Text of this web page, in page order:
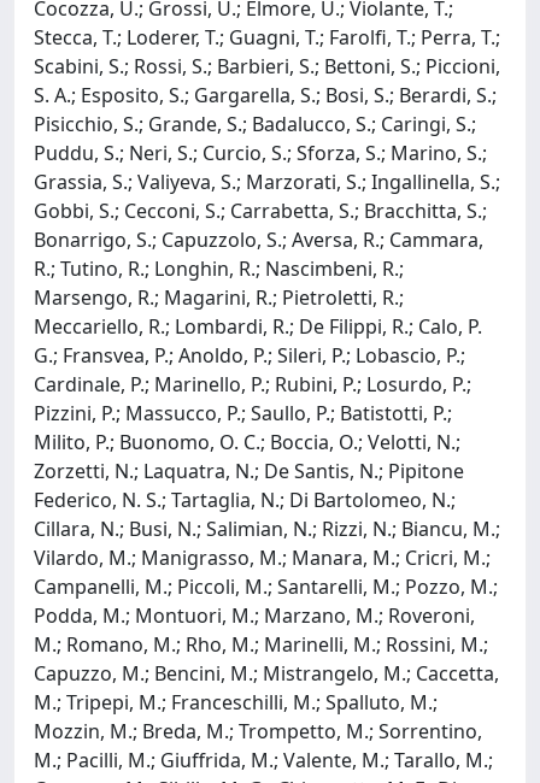
Cocozza, U.; Grossi, U.; Elmore, U.; Violante, T.;
Stecca, T.; Loderer, T.; Guagni, T.; Farolfi, T.; Perra, T.;
Scabini, S.; Rossi, S.; Barbieri, S.; Bettoni, S.; Piccioni,
S. A.; Esposito, S.; Gargarella, S.; Bosi, S.; Berardi, S.;
Pisicchio, S.; Grande, S.; Badalucco, S.; Caringi, S.;
Puddu, S.; Neri, S.; Curcio, S.; Sforza, S.; Marino, S.;
Grassia, S.; Valiyeva, S.; Marzorati, S.; Ingallinella, S.;
Gobbi, S.; Cecconi, S.; Carrabetta, S.; Bracchitta, S.;
Bonarrigo, S.; Capuzzolo, S.; Aversa, R.; Cammara,
R.; Tutino, R.; Longhin, R.; Nascimbeni, R.;
Marsengo, R.; Magarini, R.; Pietroletti, R.;
Meccariello, R.; Lombardi, R.; De Filippi, R.; Calo, P.
G.; Fransvea, P.; Anoldo, P.; Sileri, P.; Lobascio, P.;
Cardinale, P.; Marinello, P.; Rubini, P.; Losurdo, P.;
Pizzini, P.; Massucco, P.; Saullo, P.; Batistotti, P.;
Milito, P.; Buonomo, O. C.; Boccia, O.; Velotti, N.;
Zorzetti, N.; Laquatra, N.; De Santis, N.; Pipitone
Federico, N. S.; Tartaglia, N.; Di Bartolomeo, N.;
Cillara, N.; Busi, N.; Salimian, N.; Rizzi, N.; Biancu, M.;
Vilardo, M.; Manigrasso, M.; Manara, M.; Cricri, M.;
Campanelli, M.; Piccoli, M.; Santarelli, M.; Pozzo, M.;
Podda, M.; Montuori, M.; Marzano, M.; Roveroni,
M.; Romano, M.; Rho, M.; Marinelli, M.; Rossini, M.;
Capuzzo, M.; Bencini, M.; Mistrangelo, M.; Caccetta,
M.; Tripepi, M.; Franceschilli, M.; Spalluto, M.;
Mozzin, M.; Breda, M.; Trompetto, M.; Sorrentino,
M.; Pacilli, M.; Giuffrida, M.; Valente, M.; Tarallo, M.;